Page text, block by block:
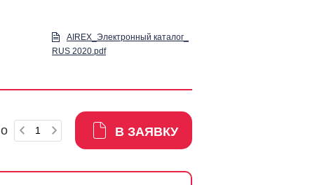
AIREX_Электронный каталог_
RUS 2020.pdf
В ЗАЯВКУ